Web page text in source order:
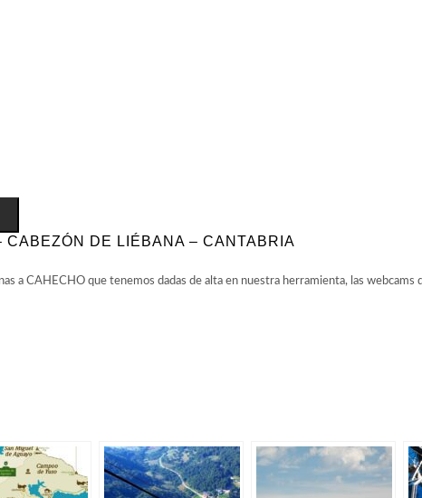
DE LIÉBANA – CANTABRIA
a CAHECHO que tenemos dadas de alta en nuestra herramienta, las